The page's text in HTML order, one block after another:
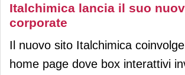
Italchimica lancia il suo
corporate
Il nuovo sito Italchimica
home page dove box interattivi